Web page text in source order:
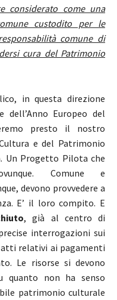
considerato come una
custodito per le
comune di
cura del Patrimonio
in questa direzione
dell’Anno Europeo del
presto il nostro
e del Patrimonio
Un Progetto Pilota che
Comune e
devono provvedere a
E’ il loro compito. E
, già al centro di
interrogazioni sui
relativi ai pagamenti
Le risorse si devono
quanto non ha senso
patrimonio culturale